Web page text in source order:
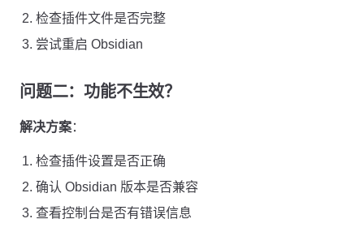
检查插件文件是否完整
尝试重启 Obsidian
问题二：功能不生效？
解决方案：
检查插件设置是否正确
确认 Obsidian 版本是否兼容
查看控制台是否有错误信息